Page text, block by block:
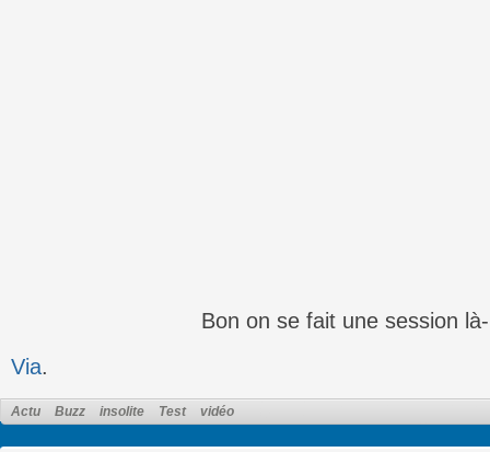
Bon on se fait une session
Via.
Actu Buzz insolite Test vidéo